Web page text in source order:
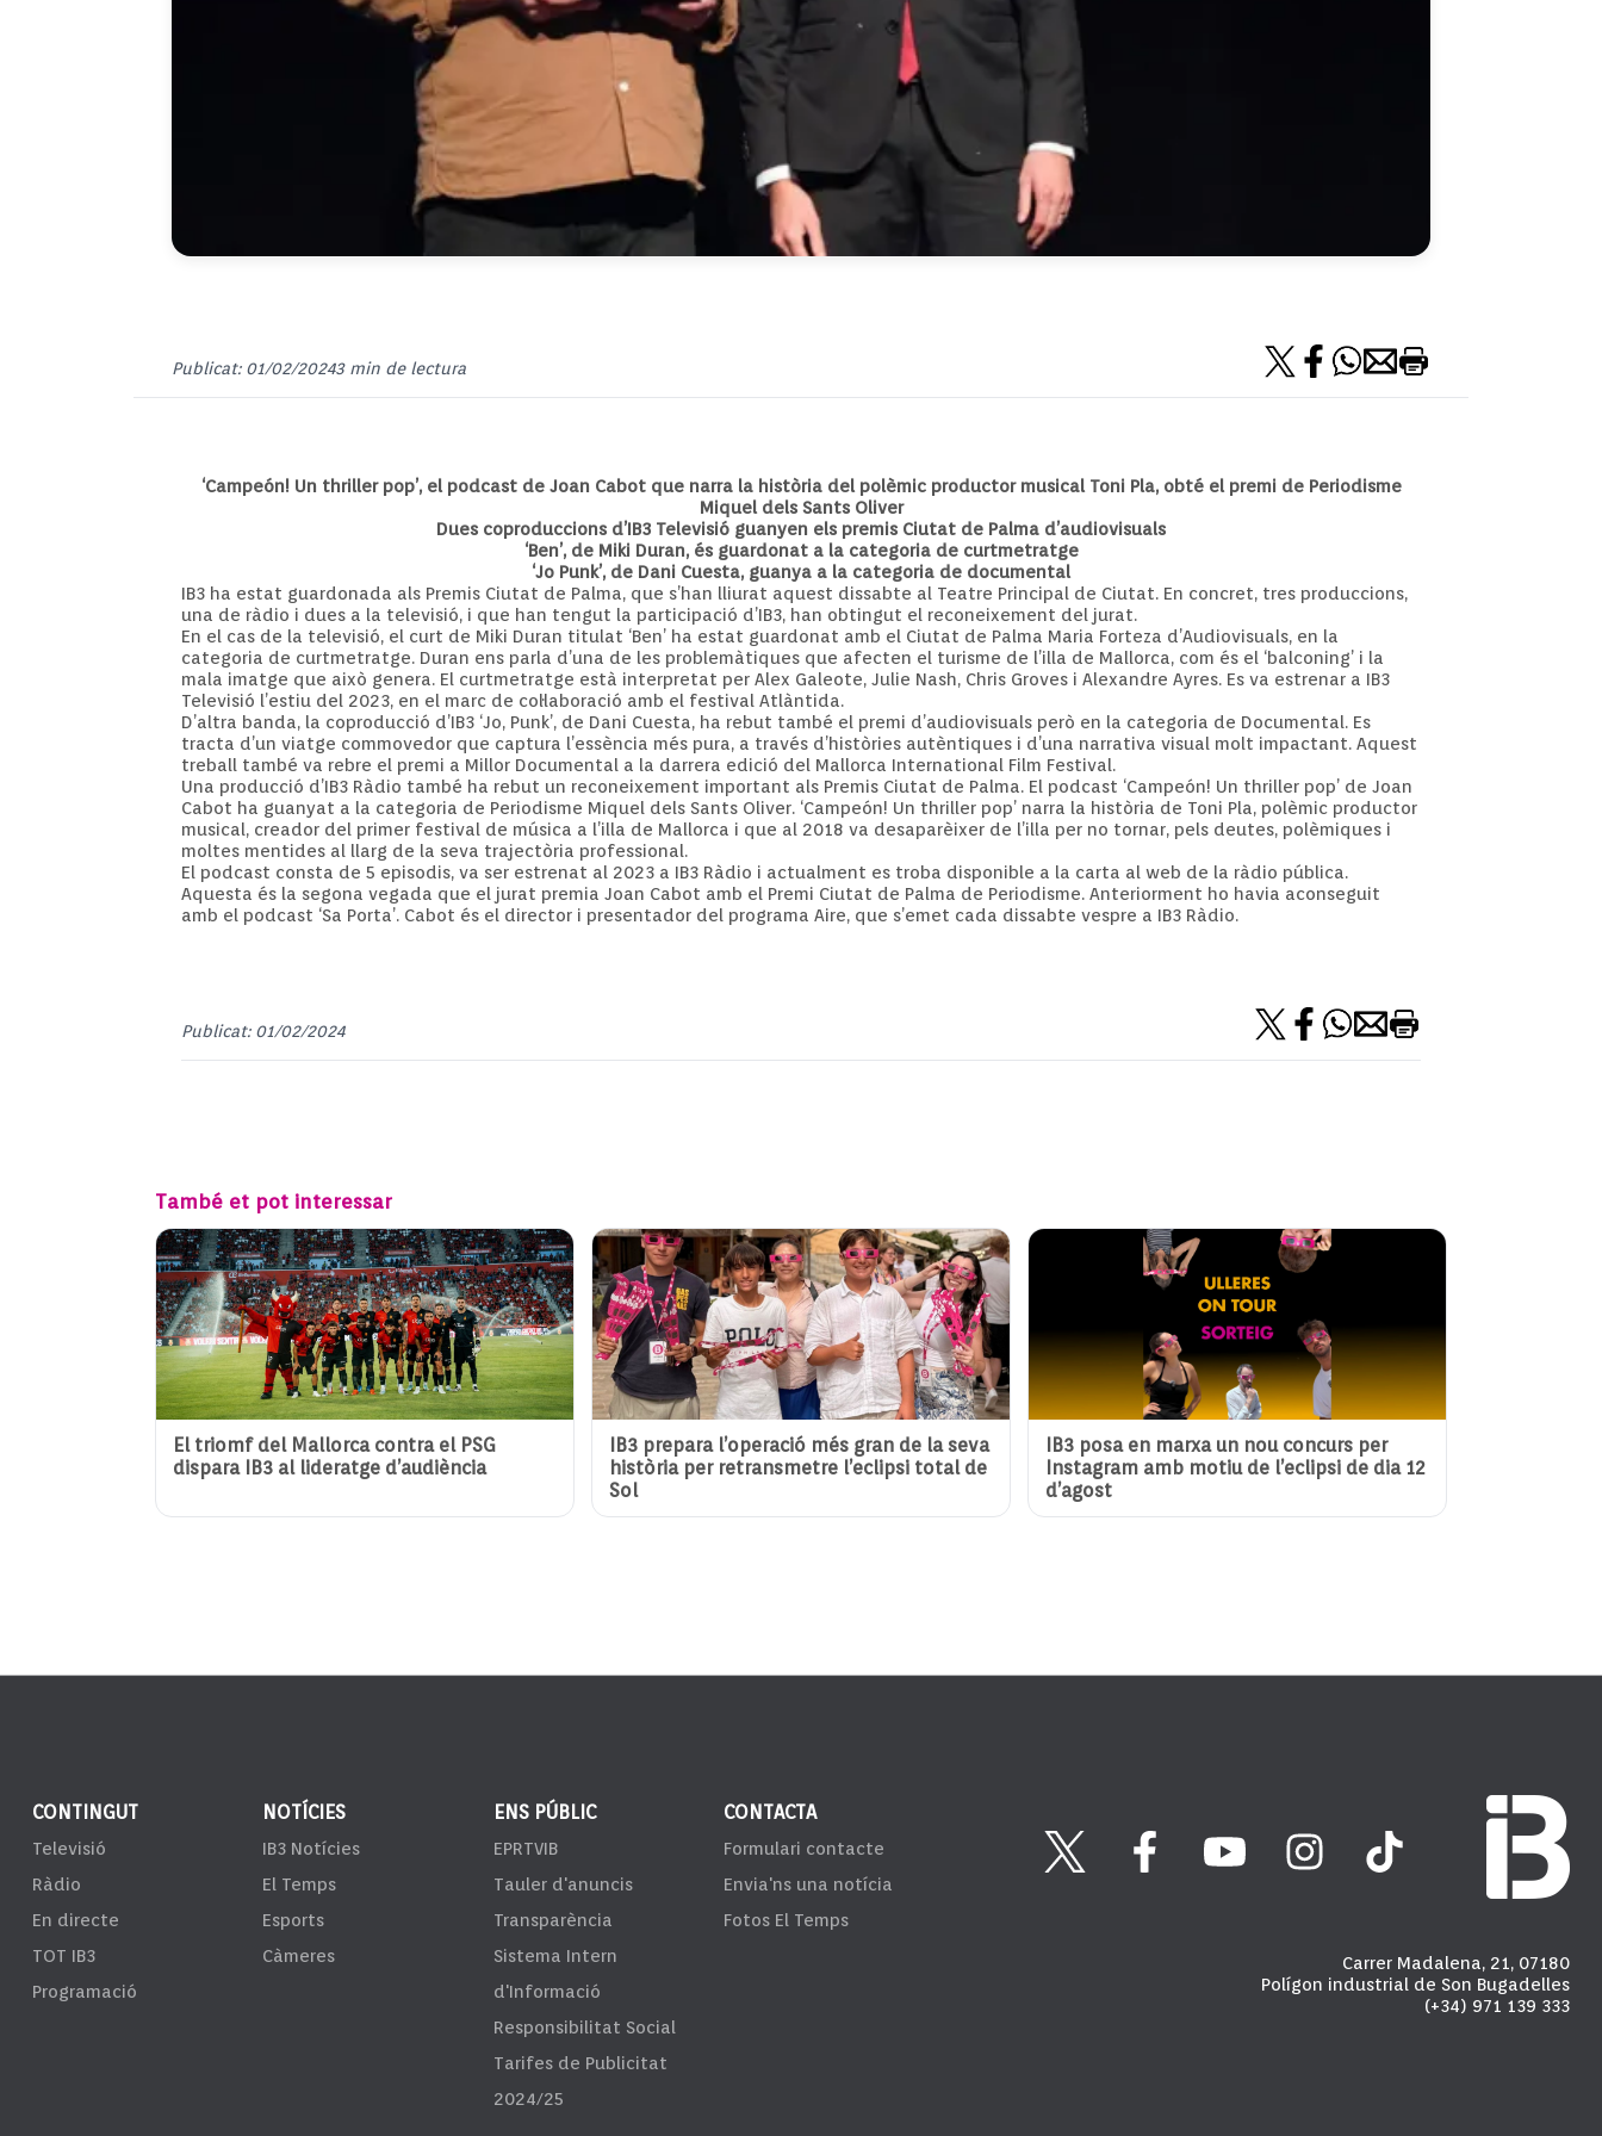
Publicat: 01/02/20243 min de lectura
‘Campeón! Un thriller pop’, el podcast de Joan Cabot que narra la història del polèmic productor musical Toni Pla, obté el premi de Periodisme
Miquel dels Sants Oliver
Dues coproduccions d’IB3 Televisió guanyen els premis Ciutat de Palma d’audiovisuals
‘Ben’, de Miki Duran, és guardonat a la categoria de curtmetratge
‘Jo Punk’, de Dani Cuesta, guanya a la categoria de documental
IB3 ha estat guardonada als Premis Ciutat de Palma, que s’han lliurat aquest dissabte al Teatre Principal de Ciutat. En concret, tres produccions,
una de ràdio i dues a la televisió, i que han tengut la participació d’IB3, han obtingut el reconeixement del jurat.
En el cas de la televisió, el curt de Miki Duran titulat ‘Ben’ ha estat guardonat amb el Ciutat de Palma Maria Forteza d’Audiovisuals, en la
categoria de curtmetratge. Duran ens parla d’una de les problemàtiques que afecten el turisme de l’illa de Mallorca, com és el ‘balconing’ i la
mala imatge que això genera. El curtmetratge està interpretat per Alex Galeote, Julie Nash, Chris Groves i Alexandre Ayres. Es va estrenar a IB3
Televisió l’estiu del 2023, en el marc de col·laboració amb el festival Atlàntida.
D’altra banda, la coproducció d’IB3 ‘Jo, Punk’, de Dani Cuesta, ha rebut també el premi d’audiovisuals però en la categoria de Documental. Es
tracta d’un viatge commovedor que captura l’essència més pura, a través d’històries autèntiques i d’una narrativa visual molt impactant. Aquest
treball també va rebre el premi a Millor Documental a la darrera edició del Mallorca International Film Festival.
Una producció d’IB3 Ràdio també ha rebut un reconeixement important als Premis Ciutat de Palma. El podcast ‘Campeón! Un thriller pop’ de Joan
Cabot ha guanyat a la categoria de Periodisme Miquel dels Sants Oliver. ‘Campeón! Un thriller pop’ narra la història de Toni Pla, polèmic productor
musical, creador del primer festival de música a l’illa de Mallorca i que al 2018 va desaparèixer de l’illa per no tornar, pels deutes, polèmiques i
moltes mentides al llarg de la seva trajectòria professional.
El podcast consta de 5 episodis, va ser estrenat al 2023 a IB3 Ràdio i actualment es troba disponible a la carta al web de la ràdio pública.
Aquesta és la segona vegada que el jurat premia Joan Cabot amb el Premi Ciutat de Palma de Periodisme. Anteriorment ho havia aconseguit
amb el podcast ‘Sa Porta’. Cabot és el director i presentador del programa Aire, que s’emet cada dissabte vespre a IB3 Ràdio.
Publicat: 01/02/2024
També et pot interessar
El triomf del Mallorca contra el PSG
dispara IB3 al lideratge d’audiència
IB3 prepara l’operació més gran de la seva
història per retransmetre l’eclipsi total de
Sol
IB3 posa en marxa un nou concurs per
Instagram amb motiu de l’eclipsi de dia 12
d’agost
CONTINGUT
Televisió
Ràdio
En directe
TOT IB3
Programació
NOTÍCIES
IB3 Notícies
El Temps
Esports
Càmeres
ENS PÚBLIC
EPRTVIB
Tauler d'anuncis
Transparència
Sistema Intern
d'Informació
Responsibilitat Social
Tarifes de Publicitat
2024/25
CONTACTA
Formulari contacte
Envia'ns una notícia
Fotos El Temps
Carrer Madalena, 21, 07180
Polígon industrial de Son Bugadelles
(+34) 971 139 333